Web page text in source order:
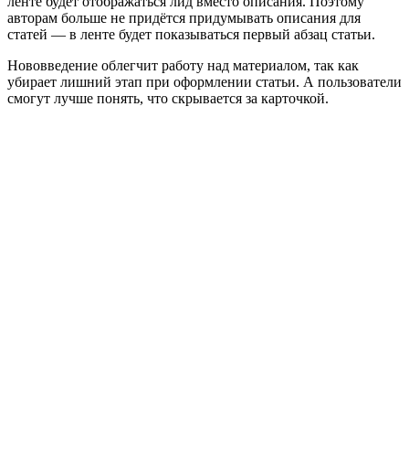
авторам больше не придётся придумывать описания для
статей — в ленте будет показываться первый абзац статьи.
Нововведение облегчит работу над материалом, так как
убирает лишний этап при оформлении статьи. А пользователи
смогут лучше понять, что скрывается за карточкой.